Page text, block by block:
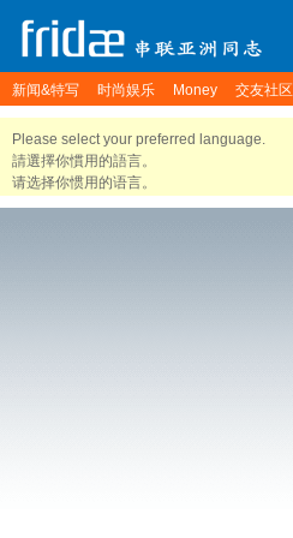
新闻&特写 时尚娱乐 Money 交友社区
Please select your preferred language.
請選擇你慣用的語言。
请选择你惯用的语言。